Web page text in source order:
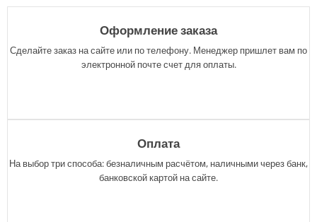
Оформление заказа
Сделайте заказ на сайте или по телефону. Менеджер пришлет вам по
электронной почте счет для оплаты.
Оплата
На выбор три способа: безналичным расчётом, наличными через банк,
банковской картой на сайте.